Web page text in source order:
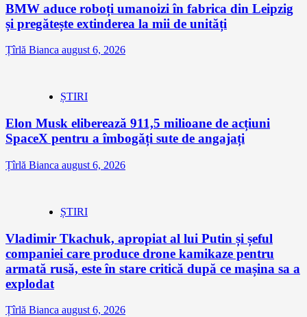
BMW aduce roboți umanoizi în fabrica din Leipzig
și pregătește extinderea la mii de unități
Țîrlă Bianca august 6, 2026
ȘTIRI
Elon Musk eliberează 911,5 milioane de acțiuni
SpaceX pentru a îmbogăți sute de angajați
Țîrlă Bianca august 6, 2026
ȘTIRI
Vladimir Tkachuk, apropiat al lui Putin și șeful
companiei care produce drone kamikaze pentru
armată rusă, este în stare critică după ce mașina sa a
explodat
Țîrlă Bianca august 6, 2026